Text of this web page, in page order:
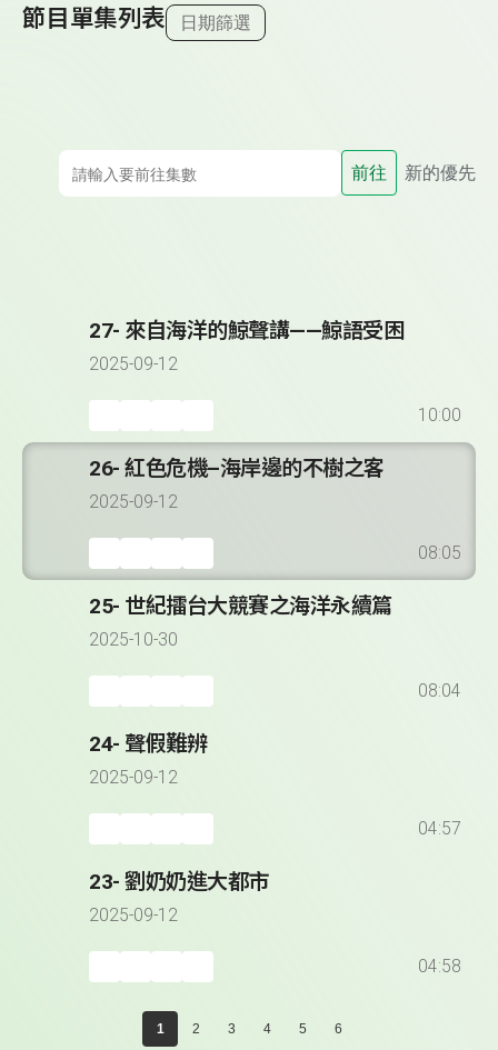
節目單集列表 日期篩選
前往 新的優先
27- 來自海洋的鯨聲講——鯨語受困
2025-09-12
10:00
26- 紅色危機–海岸邊的不樹之客
2025-09-12
08:05
25- 世紀擂台大競賽之海洋永續篇
2025-10-30
08:04
24- 聲假難辨
2025-09-12
04:57
23- 劉奶奶進大都市
2025-09-12
04:58
1 2 3 4 5 6